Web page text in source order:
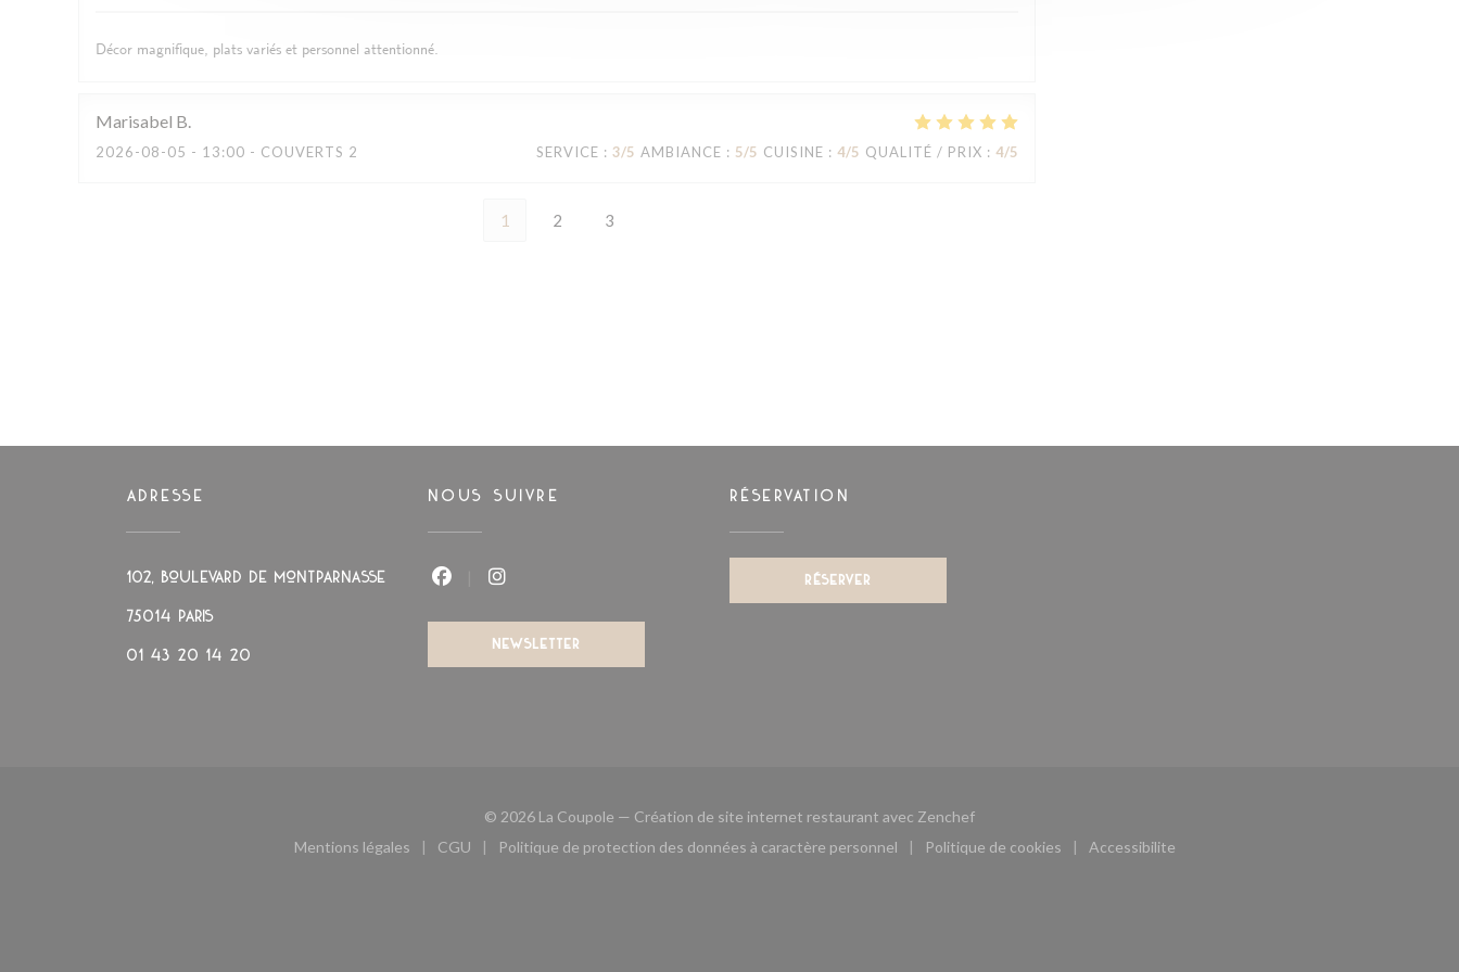
Décor magnifique, plats variés et personnel attentionné.
Marisabel B
2026-08-05 - 13:00 - COUVERTS 2 SERVICE : 3/5 AMBIANCE : 5/5 CUISINE : 4/5 QUALITÉ / PRIX : 4/5
1 2 3
ADRESSE
102, boulevard de Montparnasse
75014 PARIS((ouvre une nouvelle fenêtre))
01 43 20 14 20
NOUS SUIVRE
NEWSLETTER
RÉSERVATION
RÉSERVER
© 2026 La Coupole — Création de site internet restaurant avec Zenchef((ouvre une nouvelle fenêtre))
Mentions légales
((ouvre une nouvelle fenêtre))
CGU
((ouvre une nouvelle fenêtre))
Politique de protection des données à caractère personnel
((ouvre une nouvelle fenêtre))
Politique de cookies
((ouvre une nouvelle fenêtre))
Accessibilite